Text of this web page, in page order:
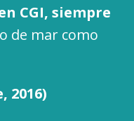
CGI, siempre
de mar como
2016)